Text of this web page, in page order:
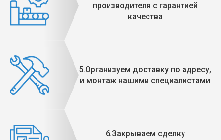
производителя с гарантией
качества
5.Организуем доставку по адресу,
и монтаж нашими специалистами
6.Закрываем сделку